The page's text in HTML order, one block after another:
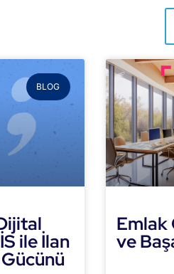
BLOG
ile İlan
Emlak
ve